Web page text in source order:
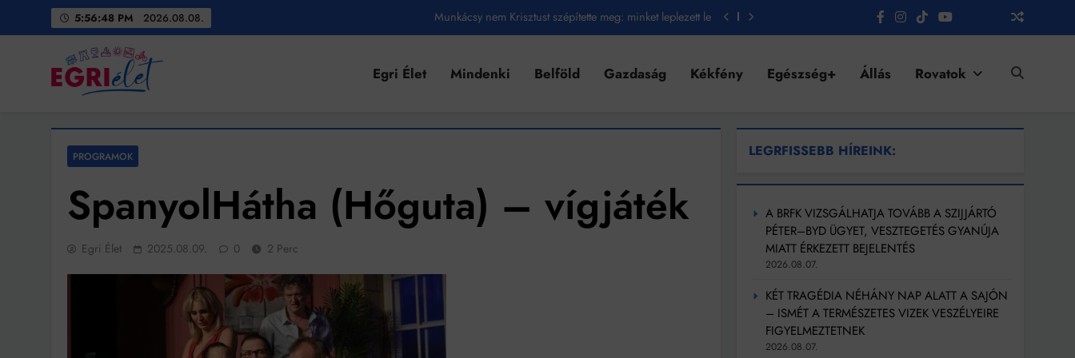
5:56:49 PM 2026.08.08.
Munkácsy nem Krisztust szépítette meg: minket leplezett le
Amikor a Tetris boldogabbá tesz, mint a szerelem
Ki akarsz törni. De miből?
Az öregség nem csak ránc?
Mindenki a világot akarja uralni – de nem csak a 80-as években
Bitumenes lapostetők: a bevált technológia akkor működik, ha jól van felújítva
Egri Élet
Egri Élet Mindenki Belföld Gazdaság Kékfény Egészség+ Állás Rovatok
PROGRAMOK
SpanyolHátha (Hőguta) – vígjáték
Egri Élet 2025.08.09. 0 2 Perc
LEGRFISSEBB HÍREINK:
A BRFK VIZSGÁLHATJA TOVÁBB A SZIJJÁRTÓ
PÉTER–BYD ÜGYET, VESZTEGETÉS GYANÚJA
MIATT ÉRKEZETT BEJELENTÉS
2026.08.07.
KÉT TRAGÉDIA NÉHÁNY NAP ALATT A SAJÓN
– ISMÉT A TERMÉSZETES VIZEK VESZÉLYEIRE
FIGYELMEZTETNEK
2026.08.07.